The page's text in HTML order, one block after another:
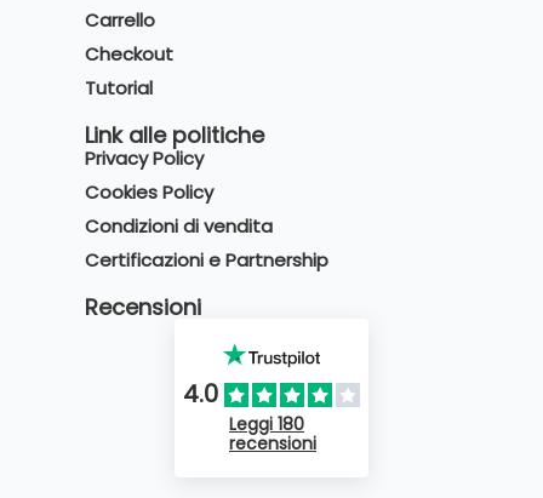
Carrello
Checkout
Tutorial
Link alle politiche
Privacy Policy
Cookies Policy
Condizioni di vendita
Certificazioni e Partnership
Recensioni
4.0
Leggi 180
recensioni